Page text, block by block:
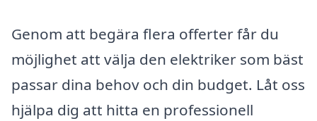
Genom att begära flera offerter får du
möjlighet att välja den elektriker som bäst
passar dina behov och din budget. Låt oss
hjälpa dig att hitta en professionell